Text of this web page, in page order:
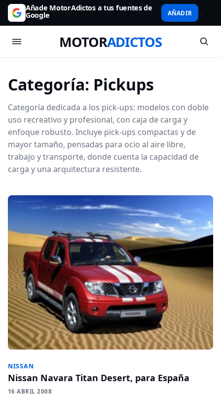
Añade MotorAdictos a tus fuentes de
Google AÑADIR
MOTORADICTOS
Categoría: Pickups
Categoría dedicada a los pick-ups: modelos con doble
uso recreativo y profesional, con caja de carga y
enfoque robusto. Incluye pick-ups compactas y de
mayor tamaño, pensadas para ocio al aire libre,
trabajo y transporte, donde cuenta la capacidad de
carga y una arquitectura resistente.
NISSAN
Nissan Navara Titan Desert, para España
16 ABRIL 2008